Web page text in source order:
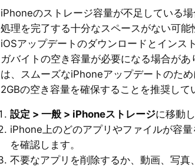
iPhoneのストレージ容量が不足している
処理を完了する十分なスペースがない可能
iOSアップデートのダウンロードとインス
ガバイトの空き容量が必要になる場合があ
は、スムーズなiPhoneアップデートのため
2GBの空き容量を確保することを推奨して
設定 > 一般 > iPhoneストレージに移動し
iPhone上のどのアプリやファイルが容
を確認します。
不要なアプリを削除するか、動画、写真